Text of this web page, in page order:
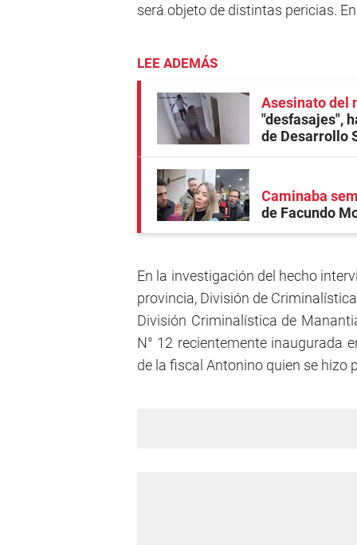
será objeto de distintas pericias.
LEE ADEMÁS
Asesinato del
"desfasajes",
de Desarrollo
Caminaba
de Facundo
En la investigación del hecho
provincia, División de
División Criminalística de
N° 12 recientemente inaugurada
de la fiscal Antonino quien se hizo